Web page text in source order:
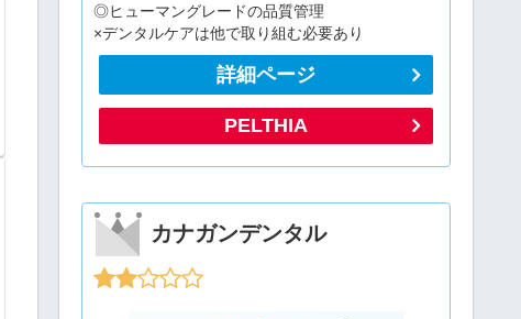
◎ヒューマングレードの品質管理
×デンタルケアは他で取り組む必要あり
詳細ページ
PELTHIA
カナガンデンタル